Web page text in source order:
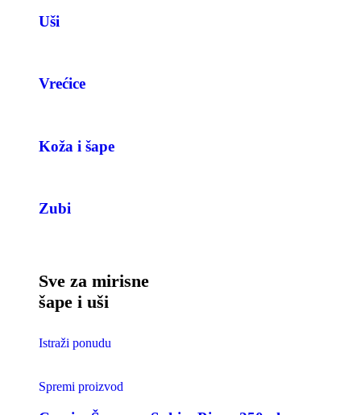
Uši
Vrećice
Koža i šape
Zubi
Sve za mirisne
šape i uši
Istraži ponudu
Spremi proizvod